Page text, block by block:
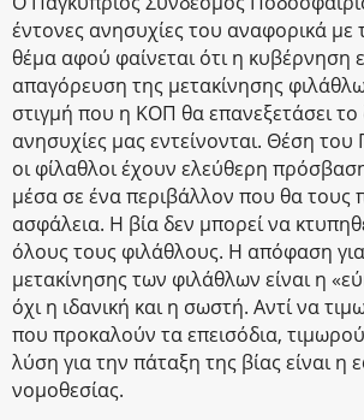
έντονες ανησυχίες του αναφορικά με
θέμα αφού φαίνεται ότι η κυβέρνηση
απαγόρευση της μετακίνησης
στιγμή που η ΚΟΠ θα επανεξετάσει το
ανησυχίες μας εντείνονται. Θέση
οι φίλαθλοι έχουν ελεύθερη
μέσα σε ένα περιβάλλον που θα τους
ασφάλεια. Η βία δεν μπορεί να
όλους τους φιλάθλους. Η απόφαση
μετακίνησης των φιλάθλων είναι η
όχι η ιδανική και η σωστή. Αντί να
που προκαλούν τα επεισόδια,
λύση για την πάταξη της βίας είναι η
νομοθεσίας.